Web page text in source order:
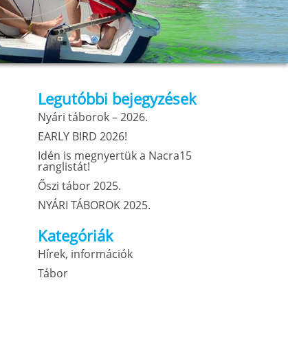
Legutóbbi bejegyzések
Nyári táborok – 2026.
EARLY BIRD 2026!
Idén is megnyertük a Nacra15
ranglistát!
Őszi tábor 2025.
NYÁRI TÁBOROK 2025.
Kategóriák
Hírek, információk
Tábor